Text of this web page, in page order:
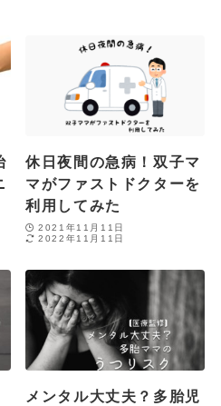
休日夜間の急病！双子マ
マがファストドクターを
利用してみた
2021年11月11日
2022年11月11日
メンタル大丈夫？多胎児